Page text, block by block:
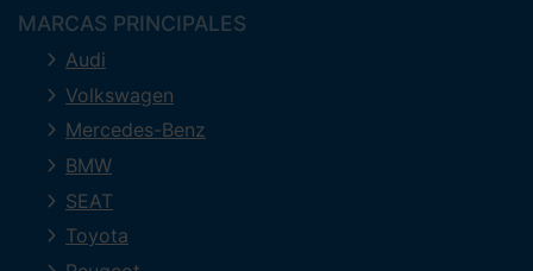
MARCAS PRINCIPALES
Audi
Volkswagen
Mercedes-Benz
BMW
SEAT
Toyota